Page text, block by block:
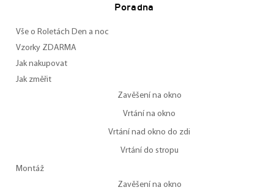
Poradna
Vše o Roletách Den a noc
Vzorky ZDARMA
Jak nakupovat
Jak změřit
Zavěšení na okno
Vrtání na okno
Vrtání nad okno do zdi
Vrtání do stropu
Montáž
Zavěšení na okno